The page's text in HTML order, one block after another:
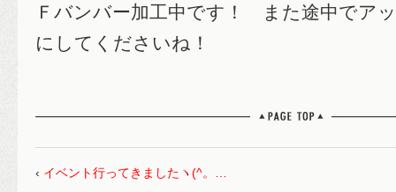
Ｆバンバー加工中です！ また途中でア
にしてくださいね！
‹ イベント行ってきましたヽ(^。…